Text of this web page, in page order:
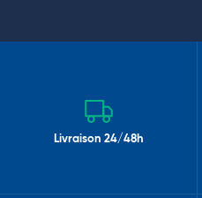
Livraison 24/48h